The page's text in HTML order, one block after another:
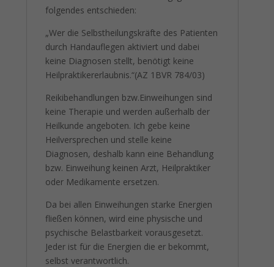
folgendes entschieden:
„Wer die Selbstheilungskräfte des Patienten
durch Handauflegen aktiviert und dabei
keine Diagnosen stellt, benötigt keine
Heilpraktikererlaubnis.“(AZ 1BVR 784/03)
Reikibehandlungen bzw.Einweihungen sind
keine Therapie und werden außerhalb der
Heilkunde angeboten. Ich gebe keine
Heilversprechen und stelle keine
Diagnosen, deshalb kann eine Behandlung
bzw. Einweihung keinen Arzt, Heilpraktiker
oder Medikamente ersetzen.
Da bei allen Einweihungen starke Energien
fließen können, wird eine physische und
psychische Belastbarkeit vorausgesetzt.
Jeder ist für die Energien die er bekommt,
selbst verantwortlich.